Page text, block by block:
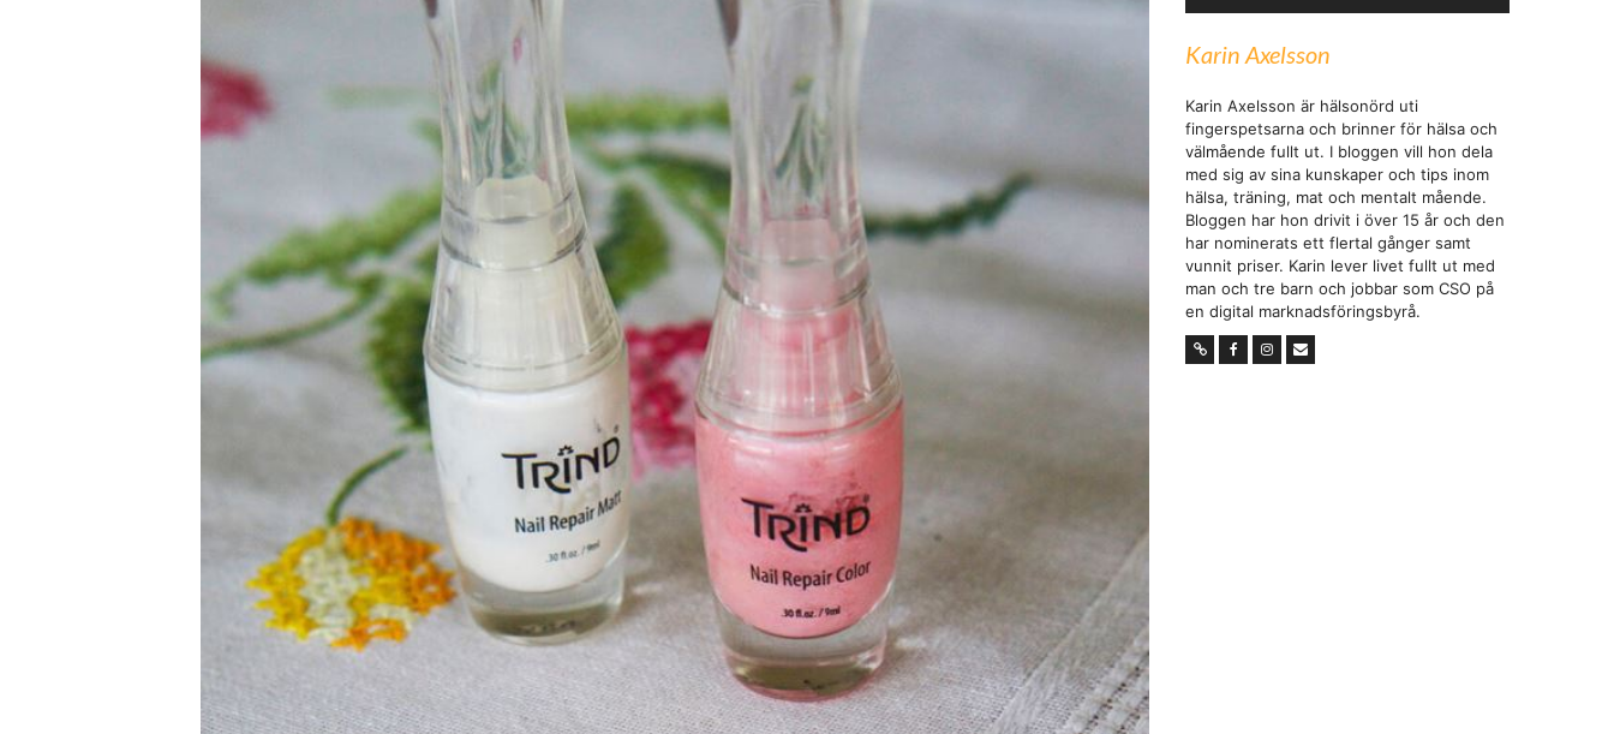
Karin Axelsson
Karin Axelsson är hälsonörd uti
fingerspetsarna och brinner för hälsa och
välmående fullt ut. I bloggen vill hon dela
med sig av sina kunskaper och tips inom
hälsa, träning, mat och mentalt mående.
Bloggen har hon drivit i över 15 år och den
har nominerats ett flertal gånger samt
vunnit priser. Karin lever livet fullt ut med
man och tre barn och jobbar som CSO på
en digital marknadsföringsbyrå.